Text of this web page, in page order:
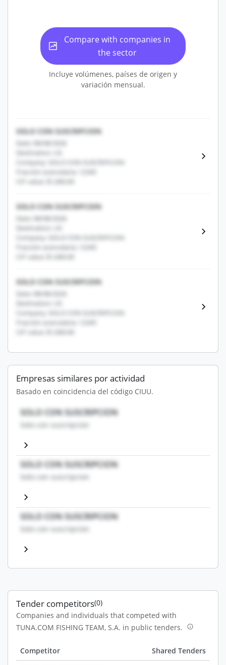
Compare with companies in
the sector
Incluye volúmenes, países de origen y
variación mensual.
SOLO CON SUSCRIPCION
Date: 08/08/2026
Destination: US
Company: SOLO CON SUSCRIPCION
Fracción arancelaria: 12345
CIF value: $1,000.00
SOLO CON SUSCRIPCION
Date: 08/08/2026
Destination: US
Company: SOLO CON SUSCRIPCION
Fracción arancelaria: 12345
CIF value: $1,000.00
SOLO CON SUSCRIPCION
Date: 08/08/2026
Destination: US
Company: SOLO CON SUSCRIPCION
Fracción arancelaria: 12345
CIF value: $1,000.00
Empresas similares por actividad
Basado en coincidencia del código CIUU.
SOLO CON SUSCRIPCION
Solo con suscripcion
SOLO CON SUSCRIPCION
Solo con suscripcion
SOLO CON SUSCRIPCION
Solo con suscripcion
Tender competitors(0)
Companies and individuals that competed with
TUNA.COM FISHING TEAM, S.A. in public tenders.
Competitor Shared Tenders